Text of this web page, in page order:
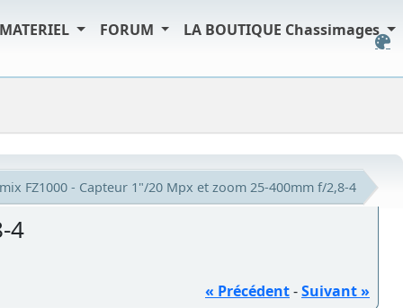
FORUM LA BOUTIQUE Chassimages
FZ1000 - Capteur 1"/20 Mpx et zoom 25-400mm f/2,8-4
4
« Précédent-Suivant »